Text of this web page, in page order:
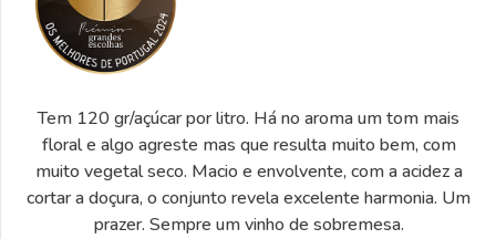
Tem 120 gr/açúcar por litro. Há no aroma um tom mais
floral e algo agreste mas que resulta muito bem, com
muito vegetal seco. Macio e envolvente, com a acidez a
cortar a doçura, o conjunto revela excelente harmonia. Um
prazer. Sempre um vinho de sobremesa.